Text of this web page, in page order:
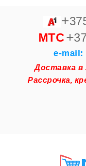
+
MTC+
e-mail:
Доставка в
Рассрочка,